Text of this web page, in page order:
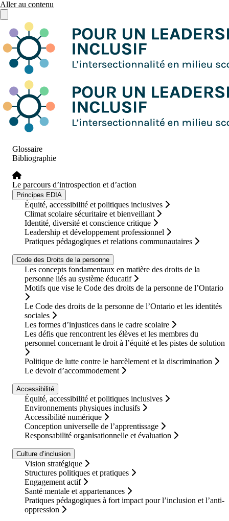
Aller au contenu
Glossaire
Bibliographie
Le parcours d’introspection et d’action
Principes EDIA
Équité, accessibilité et politiques inclusives
Climat scolaire sécuritaire et bienveillant
Identité, diversité et conscience critique
Leadership et développement professionnel
Pratiques pédagogiques et relations communautaires
Code des Droits de la personne
Les concepts fondamentaux en matière des droits de la
personne liés au système éducatif
Motifs que vise le Code des droits de la personne de l’Ontario
Le Code des droits de la personne de l’Ontario et les identités
sociales
Les formes d’injustices dans le cadre scolaire
Les défis que rencontrent les élèves et les membres du
personnel concernant le droit à l’équité et les pistes de solution
Politique de lutte contre le harcèlement et la discrimination
Le devoir d’accommodement
Accessibilité
Équité, accessibilité et politiques inclusives
Environnements physiques inclusifs
Accessibilité numérique
Conception universelle de l’apprentissage
Responsabilité organisationnelle et évaluation
Culture d’inclusion
Vision stratégique
Structures politiques et pratiques
Engagement actif
Santé mentale et appartenances
Pratiques pédagogiques à fort impact pour l’inclusion et l’anti-
oppression